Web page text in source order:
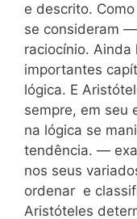
e descrito.
se consideram
raciocínio.
importantes
lógica. E
sempre, em seu
na lógica se
tendência. —
nos seus
ordenar e
Aristóteles